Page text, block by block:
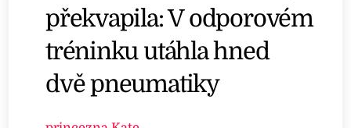
překvapila: V odporovém
tréninku utáhla hned
dvě pneumatiky